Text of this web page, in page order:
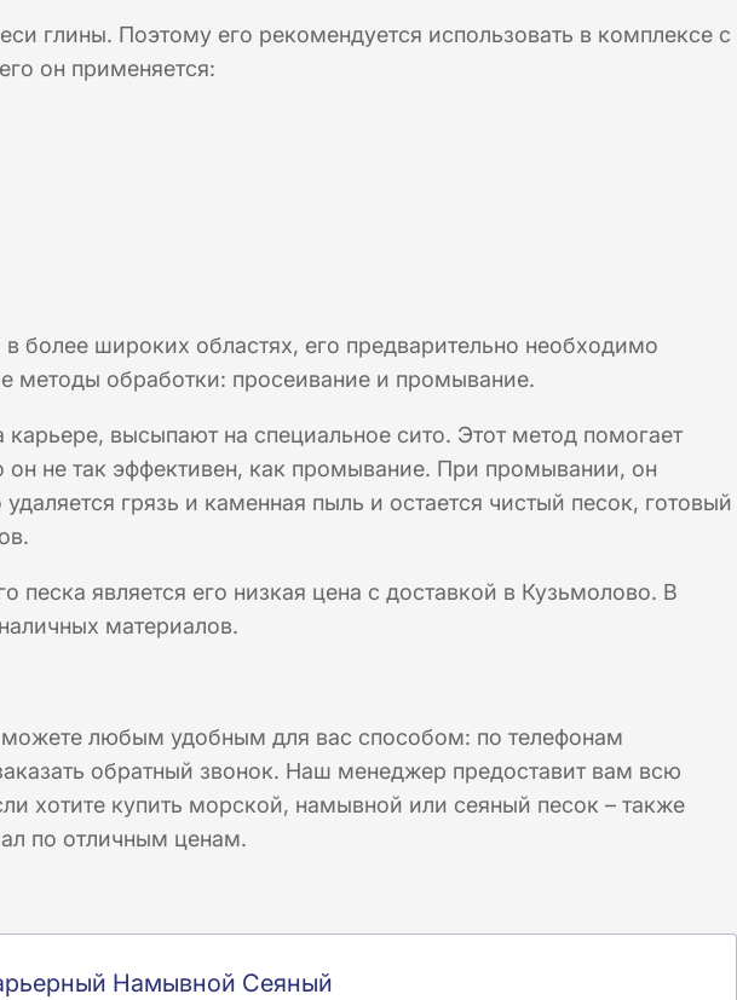
глины. Поэтому его рекомендуется использовать в комплексе с
он применяется:
более широких областях, его предварительно необходимо
методы обработки: просеивание и промывание.
высыпают на специальное сито. Этот метод помогает
не так эффективен, как промывание. При промывании, он
грязь и каменная пыль и остается чистый песок, готовый
песка является его низкая цена с доставкой в Кузьмолово. В
материалов.
любым удобным для вас способом: по телефонам
обратный звонок. Наш менеджер предоставит вам всю
хотите купить морской, намывной или сеяный песок – также
по отличным ценам.
Намывной Сеяный